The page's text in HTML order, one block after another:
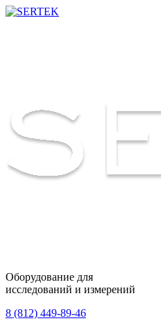
Оборудование для
исследований и измерений
8 (812) 449-89-46